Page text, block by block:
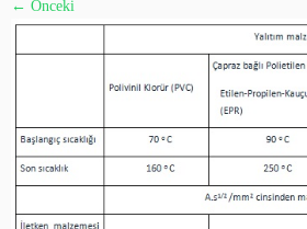
← Önceki